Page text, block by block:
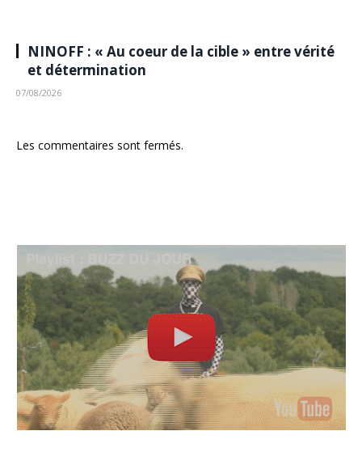
NINOFF : « Au coeur de la cible » entre vérité
et détermination
07/08/2026
Les commentaires sont fermés.